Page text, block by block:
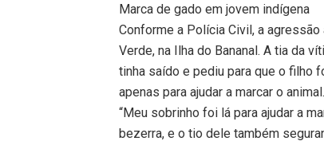
Marca de gado em jovem indígena
Conforme a Polícia Civil, a
Verde, na Ilha do Bananal. A tia da
tinha saído e pediu para que o filho
apenas para ajudar a marcar o animal.
“Meu sobrinho foi lá para ajudar a
bezerra, e o tio dele também